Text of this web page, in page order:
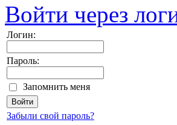
Войти через
Логин:
Пароль:
Запомнить меня
Забыли свой пароль?